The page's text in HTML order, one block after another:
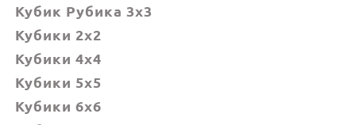
Кубик Рубика 3x3
Кубики 2x2
Кубики 4x4
Кубики 5x5
Кубики 6х6